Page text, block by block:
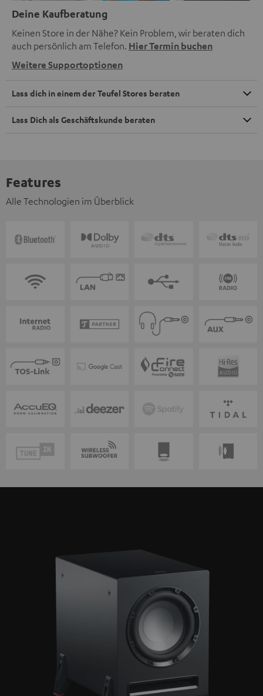
Deine Kaufberatung
Keinen Store in der Nähe? Kein Problem, wir beraten dich
auch persönlich am Telefon. Hier Termin buchen
Weitere Supportoptionen
Lass dich in einem der Teufel Stores beraten
Lass Dich als Geschäftskunde beraten
Features
Alle Technologien im Überblick